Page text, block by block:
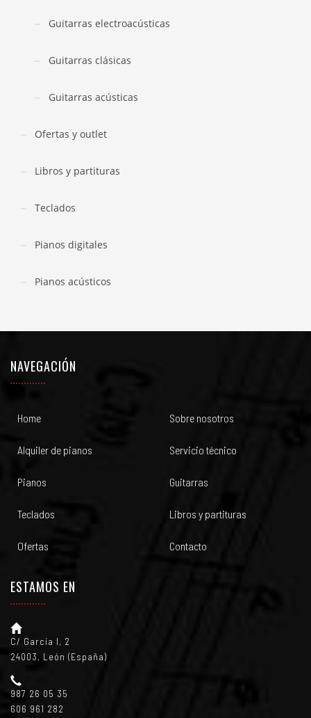
Guitarras electroacústicas
Guitarras clásicas
Guitarras acústicas
Ofertas y outlet
Libros y partituras
Teclados
Pianos digitales
Pianos acústicos
NAVEGACIÓN
Home Sobre nosotros
Alquiler de pianos Servicio técnico
Pianos Guitarras
Teclados Libros y partituras
Ofertas Contacto
ESTAMOS EN
C/ García I, 2
24003, León (España)
987 26 05 35
606 961 282